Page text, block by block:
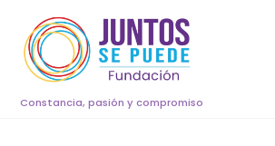
content
Constancia, pasión y compromiso